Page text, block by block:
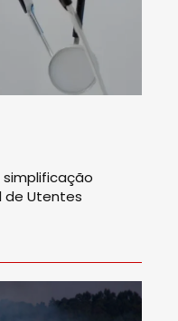
de Utentes